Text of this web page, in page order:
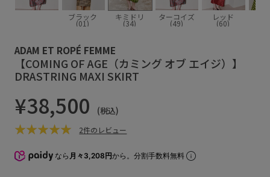
ブラック
(01)
キミドリ
(34)
ターコイズ
(49)
レッド
(60)
ADAM ET ROPÉ FEMME
【COMING OF AGE（カミング オブ エイジ）】
DRASTRING MAXI SKIRT
¥38,500 (税込)
2件のレビュー
なら 月々3,208円から。分割手数料無料